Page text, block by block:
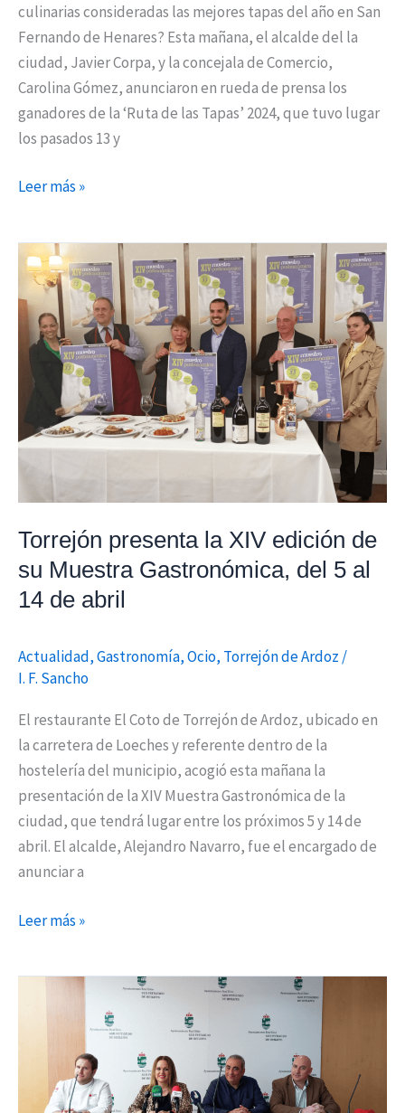
culinarias consideradas las mejores tapas del año en San
Fernando de Henares? Esta mañana, el alcalde del la
ciudad, Javier Corpa, y la concejala de Comercio,
Carolina Gómez, anunciaron en rueda de prensa los
ganadores de la ‘Ruta de las Tapas’ 2024, que tuvo lugar
los pasados 13 y
Leer más »
Torrejón presenta la XIV edición de
su Muestra Gastronómica, del 5 al
14 de abril
Actualidad,Gastronomía,Ocio, Torrejón de Ardoz /
I. F. Sancho
El restaurante El Coto de Torrejón de Ardoz, ubicado en
la carretera de Loeches y referente dentro de la
hostelería del municipio, acogió esta mañana la
presentación de la XIV Muestra Gastronómica de la
ciudad, que tendrá lugar entre los próximos 5 y 14 de
abril. El alcalde, Alejandro Navarro, fue el encargado de
anunciar a
Torrejón
presenta
la
XIV
edición
de
su
Muestra
Gastronómica,
5
al
de
abril
Leer más »
Tapas’